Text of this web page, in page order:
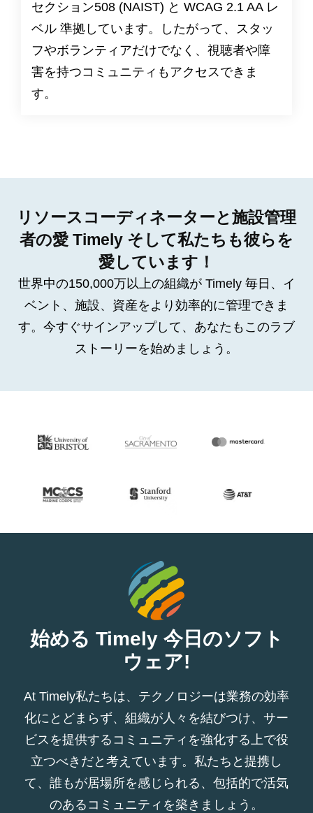
セクション508 (NAIST) と WCAG 2.1 AA レ
ベル 準拠しています。したがって、スタッ
フやボランティアだけでなく、視聴者や障
害を持つコミュニティもアクセスできま
す。
リソースコーディネーターと施設管理
者の愛 Timely そして私たちも彼らを
愛しています！
世界中の150,000万以上の組織が Timely 毎日、イ
ベント、施設、資産をより効率的に管理できま
す。今すぐサインアップして、あなたもこのラブ
ストーリーを始めましょう。
始める Timely 今日のソフト
ウェア!
At Timely私たちは、テクノロジーは業務の効率
化にとどまらず、組織が人々を結びつけ、サー
ビスを提供するコミュニティを強化する上で役
立つべきだと考えています。私たちと提携し
て、誰もが居場所を感じられる、包括的で活気
のあるコミュニティを築きましょう。